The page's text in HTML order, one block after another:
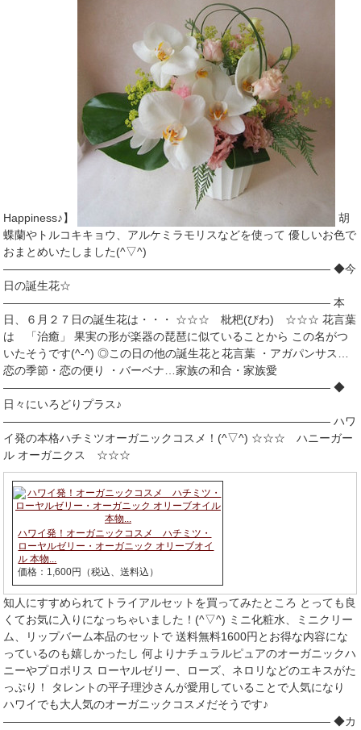
Happiness♪】
胡
蝶蘭やトルコキキョウ、アルケミラモリスなどを使って 優しいお色で
おまとめいたしました(^▽^)
――――――――――――――――――――――――――――― ◆今
日の誕生花☆
――――――――――――――――――――――――――――― 本
日、６月２７日の誕生花は・・・ ☆☆☆ 枇杷(びわ) ☆☆☆ 花言葉
は 「治癒」 果実の形が楽器の琵琶に似ていることから この名がつ
いたそうです(^-^) ◎この日の他の誕生花と花言葉 ・アガパンサス…
恋の季節・恋の便り ・バーベナ…家族の和合・家族愛
――――――――――――――――――――――――――――― ◆
日々にいろどりプラス♪
――――――――――――――――――――――――――――― ハワ
イ発の本格ハチミツオーガニックコスメ！(^▽^) ☆☆☆ ハニーガー
ル オーガニクス ☆☆☆
ハワイ発！オーガニックコスメ ハチミツ・
ローヤルゼリー・オーガニック オリーブオイ
ル 本物...
価格：1,600円（税込、送料込）
知人にすすめられてトライアルセットを買ってみたところ とっても良
くてお気に入りになっちゃいました！(^▽^) ミニ化粧水、ミニクリー
ム、リップバーム本品のセットで 送料無料1600円とお得な内容にな
っているのも嬉しかったし 何よりナチュラルピュアのオーガニックハ
ニーやプロポリス ローヤルゼリー、ローズ、ネロリなどのエキスがた
っぷり！ タレントの平子理沙さんが愛用していることで人気になり
ハワイでも大人気のオーガニックコスメだそうです♪
――――――――――――――――――――――――――――― ◆カ